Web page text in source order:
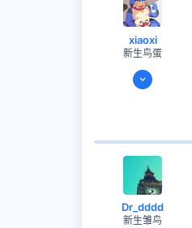
xiaoxi
新生鸟蛋
2021-02-23
Dr_dddd
新生雏鸟